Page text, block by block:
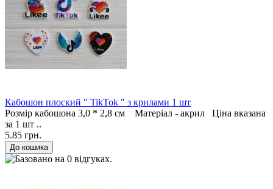
Кабошон плоский " TikTok " з крилами 1 шт
Розмір кабошона 3,0 * 2,8 см Матеріал - акрил Ціна вказана
за 1 шт ..
5.85 грн.